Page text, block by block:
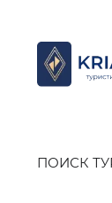
ПОИСК